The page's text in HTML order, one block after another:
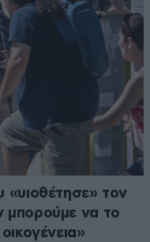
«υιοθέτησε» τον
μπορούμε να το